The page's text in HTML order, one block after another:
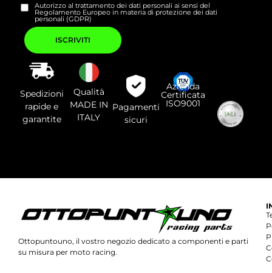
Autorizzo al trattamento dei dati personali ai sensi del
Regolamento Europeo in materia di protezione dei dati
personali (GDPR)
Si
prega
di
lasciare
vuoto
questo
campo.
Spedizioni
rapide e
garantite
Qualità
MADE IN
ITALY
Pagamenti
sicuri
Azienda
Certificata
ISO9001
Ottopuntouno, il vostro negozio dedicato a componenti e parti
su misura per moto racing.